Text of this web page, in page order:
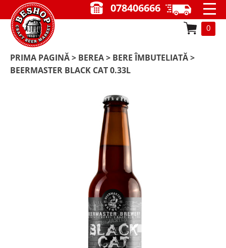
078406666
0
PRIMA PAGINĂ> BEREA> BERE ÎMBUTELIATĂ>
BEERMASTER BLACK CAT 0.33L